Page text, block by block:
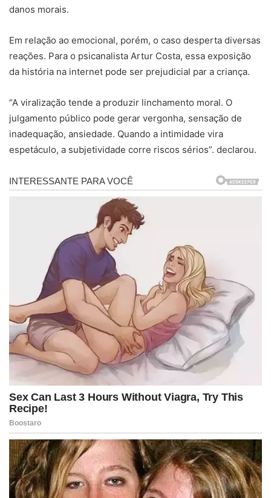
danos morais.
Em relação ao emocional, porém, o caso desperta diversas
reações. Para o psicanalista Artur Costa, essa exposição
da história na internet pode ser prejudicial par a criança.
“A viralização tende a produzir linchamento moral. O
julgamento público pode gerar vergonha, sensação de
inadequação, ansiedade. Quando a intimidade vira
espetáculo, a subjetividade corre riscos sérios”. declarou.